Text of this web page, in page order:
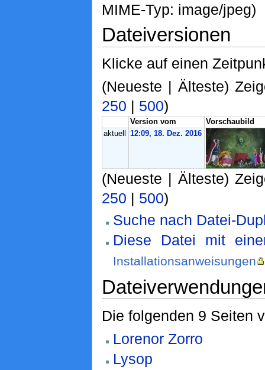
MIME-Typ: image/jpeg)
Dateiversionen
Klicke auf einen
(Neueste | Älteste)
250 | 500)
Version vom
Vorschaubild
aktuell
12:09, 18. Dez. 2016
(Neueste | Älteste)
250 | 500)
Suche nach Datei-
Diese Datei mit
Installationsanweisungen
Die folgenden 9 Seiten
Lorenor Zorro
Lysop